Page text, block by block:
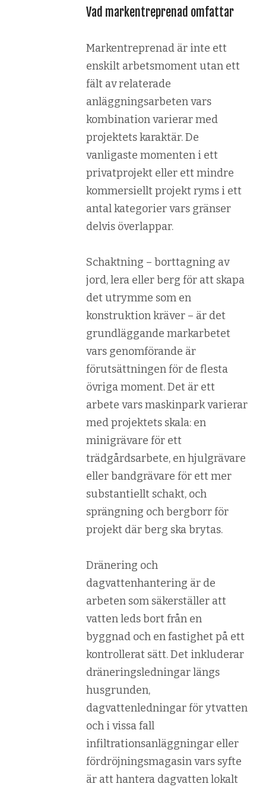
Vad markentreprenad omfattar
Markentreprenad är inte ett
enskilt arbetsmoment utan ett
fält av relaterade
anläggningsarbeten vars
kombination varierar med
projektets karaktär. De
vanligaste momenten i ett
privatprojekt eller ett mindre
kommersiellt projekt ryms i ett
antal kategorier vars gränser
delvis överlappar.
Schaktning – borttagning av
jord, lera eller berg för att skapa
det utrymme som en
konstruktion kräver – är det
grundläggande markarbetet
vars genomförande är
förutsättningen för de flesta
övriga moment. Det är ett
arbete vars maskinpark varierar
med projektets skala: en
minigrävare för ett
trädgårdsarbete, en hjulgrävare
eller bandgrävare för ett mer
substantiellt schakt, och
sprängning och bergborr för
projekt där berg ska brytas.
Dränering och
dagvattenhantering är de
arbeten som säkerställer att
vatten leds bort från en
byggnad och en fastighet på ett
kontrollerat sätt. Det inkluderar
dräneringsledningar längs
husgrunden,
dagvattenledningar för ytvatten
och i vissa fall
infiltrationsanläggningar eller
fördröjningsmagasin vars syfte
är att hantera dagvatten lokalt